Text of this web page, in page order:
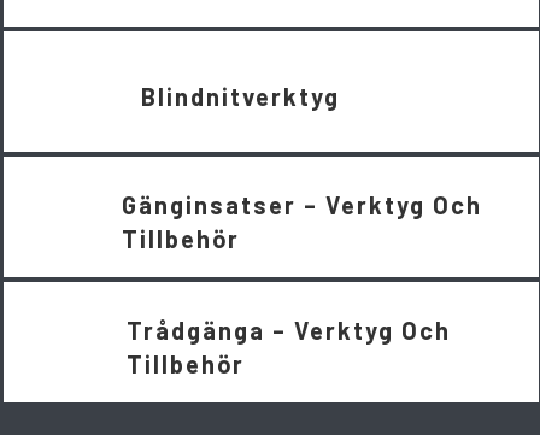
Blindnitverktyg
Gänginsatser – Verktyg Och
Tillbehör
Trådgänga – Verktyg Och
Tillbehör